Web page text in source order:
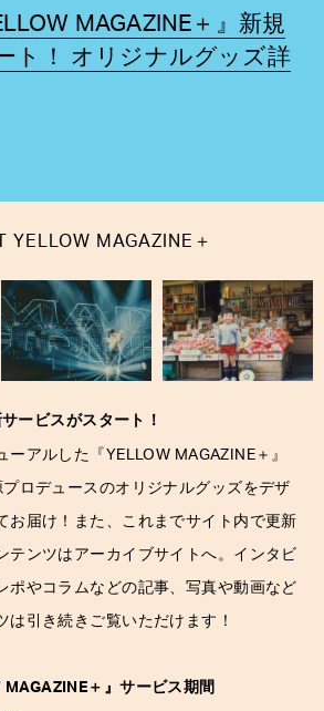
MAGAZINE＋』新規
ト！ オリジナルグッズ詳
YELLOW MAGAZINE ＋
ービスがスタート！
ーアルした『YELLOW MAGAZINE ＋ 』
ロデュースのオリジナルグッズをデザ
お届け！また、これまでサイト内で更新
テンツはアーカイブサイトへ。インタビ
ポやコラムなどの記事、写真や動画など
は引き続きご覧いただけます！
MAGAZINE ＋ 』サービス期間